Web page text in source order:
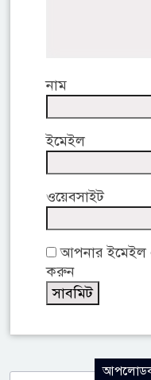
নাম
ইমেইল
ওয়েবসাইট
আপনার ইমেইল
করুন